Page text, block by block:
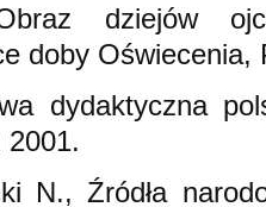
dziejów
doby Oświecenia,
dydaktyczna
2001.
N., Źródła